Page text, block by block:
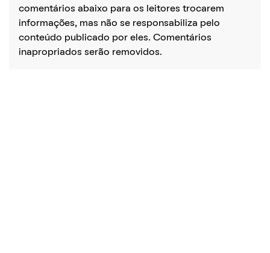
comentários abaixo para os leitores trocarem
informações, mas não se responsabiliza pelo
conteúdo publicado por eles. Comentários
inapropriados serão removidos.